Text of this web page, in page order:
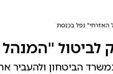
האזרחי" נפל בכנסת
לביטול
הביטחון ולהעביר את